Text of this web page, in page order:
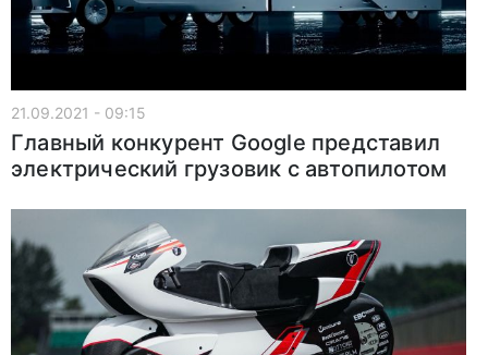
21.09.2021 - 09:15
Главный конкурент Google представил
электрический грузовик с автопилотом